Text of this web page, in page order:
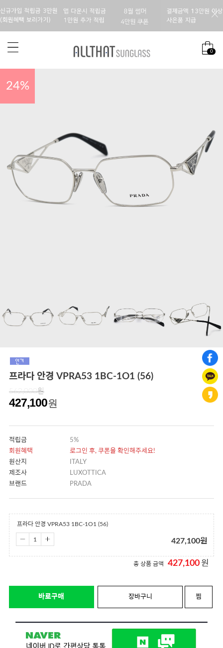
0
24%
프라다 안경 VPRA53 1BC-1O1 (56)
562,000원
427,100원
적립금
5%
회원혜택
로그인 후, 쿠폰을 확인해주세요!
원산지
ITALY
제조사
LUXOTTICA
브랜드
PRADA
프라다 안경 VPRA53 1BC-1O1 (56)
427,100원
총 상품 금액 427,100 원
바로구매 장바구니 찜